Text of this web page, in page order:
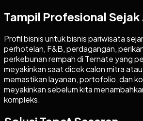
Tampil Profesional Sejak
Profil bisnis untuk bisnis pariwisata
perhotelan, F&B, perdagangan,
perkebunan rempah di Ternate yang
meyakinkan saat dicek calon mitra
memastikan layanan, portofolio, dan
meyakinkan sebelum kita
kompleks.